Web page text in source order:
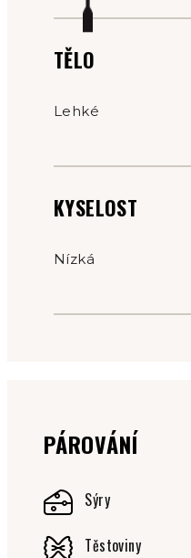
TĚLO
Lehké
KYSELOST
Nízká
PÁROVÁNÍ
Sýry
Těstoviny